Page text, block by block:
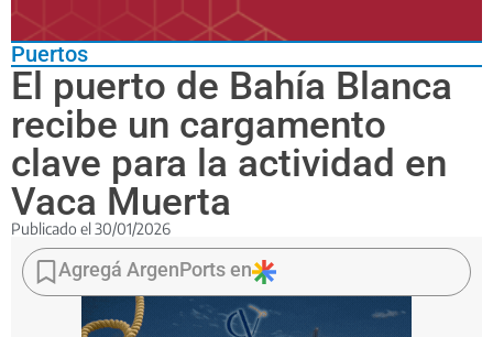
Puertos
El puerto de Bahía Blanca
recibe un cargamento
clave para la actividad en
Vaca Muerta
Publicado el 30/01/2026
buque
KN
descargó
Agregá ArgenPorts en